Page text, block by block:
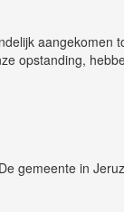
aangekomen
opstanding,
gemeente in